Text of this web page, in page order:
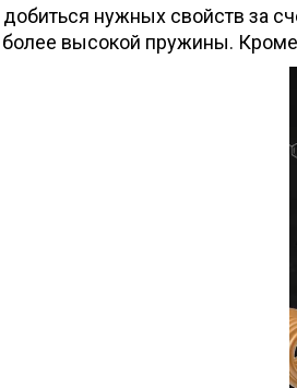
нужных свойств за
более высокой пружины. Кроме